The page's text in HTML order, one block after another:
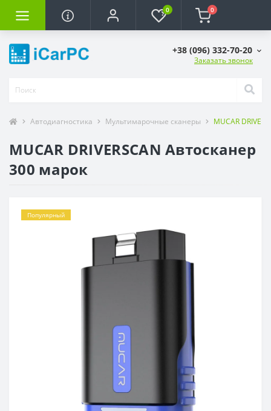
0 0
+38 (096) 332-70-20
Заказать звонок
Автодиагностика Мультимарочные сканеры MUCAR
MUCAR DRIVERSCAN Автосканер
300 марок
Популярный